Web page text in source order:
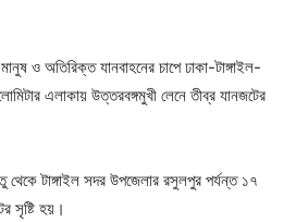
ও অতিরিক্ত যানবাহনের চাপে ঢাকা-টাঙ্গাইল-
এলাকায় উত্তরবঙ্গমুখী লেনে তীব্র যানজটের
থেকে টাঙ্গাইল সদর উপজেলার রসুলপুর পর্যন্ত ১৭
সৃষ্টি হয়।